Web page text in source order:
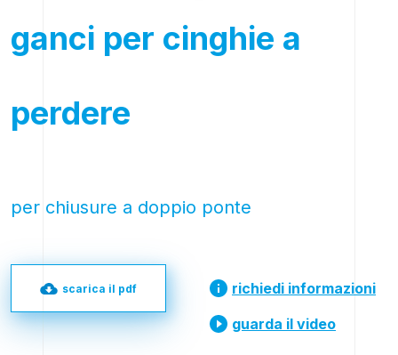
ganci per cinghie a
perdere
per chiusure a doppio ponte
scarica il pdf
richiedi informazioni
guarda il video